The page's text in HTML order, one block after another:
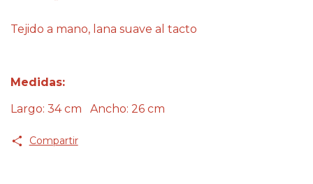
Tejido a mano, lana suave al tacto
Medidas:
Largo: 34 cm Ancho: 26 cm
Compartir